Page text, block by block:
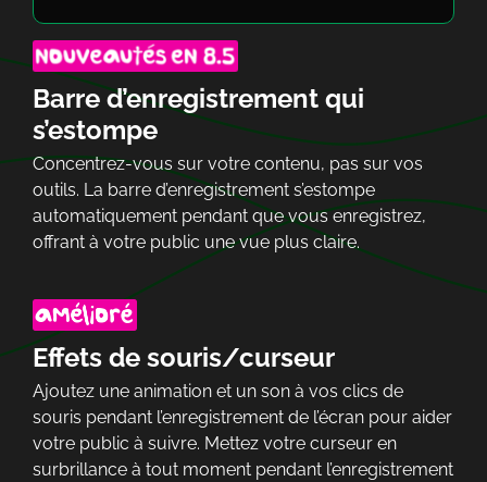
Barre d’enregistrement qui
s’estompe
Concentrez-vous sur votre contenu, pas sur vos
outils. La barre d’enregistrement s’estompe
automatiquement pendant que vous enregistrez,
offrant à votre public une vue plus claire.
Effets de souris/curseur
Ajoutez une animation et un son à vos clics de
souris pendant l’enregistrement de l’écran pour aider
votre public à suivre. Mettez votre curseur en
surbrillance à tout moment pendant l’enregistrement